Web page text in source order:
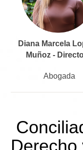
Diana Marcela
Muñoz -
Abogada